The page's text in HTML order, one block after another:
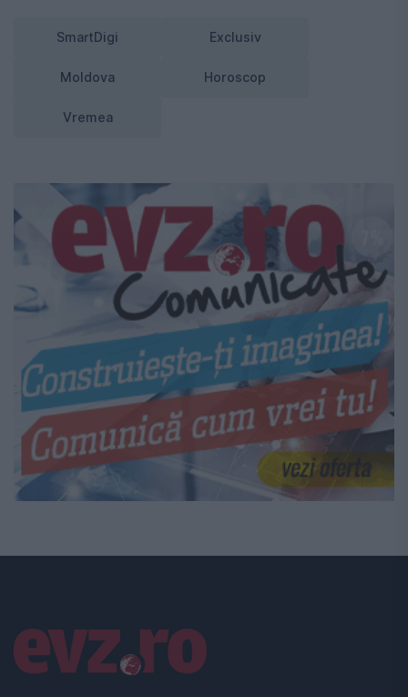
SmartDigi Exclusiv
Moldova Horoscop
Vremea
Linkuri utile